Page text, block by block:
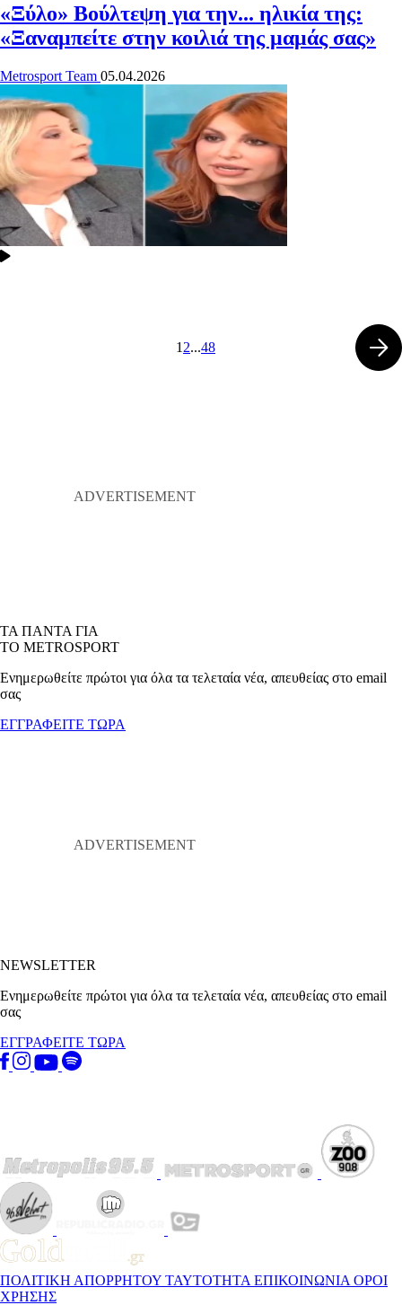
«Ξύλο» Βούλτεψη για την... ηλικία της:
«Ξαναμπείτε στην κοιλιά της μαμάς σας»
Metrosport Team 05.04.2026
1 2...48
ΤΑ ΠΑΝΤΑ ΓΙΑ
ΤΟ METROSPORT
Ενημερωθείτε πρώτοι για όλα τα τελεταία νέα, απευθείας στο email
σας
ΕΓΓΡΑΦΕΙΤΕ ΤΩΡΑ
NEWSLETTER
Ενημερωθείτε πρώτοι για όλα τα τελεταία νέα, απευθείας στο email
σας
ΕΓΓΡΑΦΕΙΤΕ ΤΩΡΑ
ΠΟΛΙΤΙΚΗ ΑΠΟΡΡΗΤΟΥ ΤΑΥΤΟΤΗΤΑ ΕΠΙΚΟΙΝΩΝΙΑ ΟΡΟΙ
ΧΡΗΣΗΣ